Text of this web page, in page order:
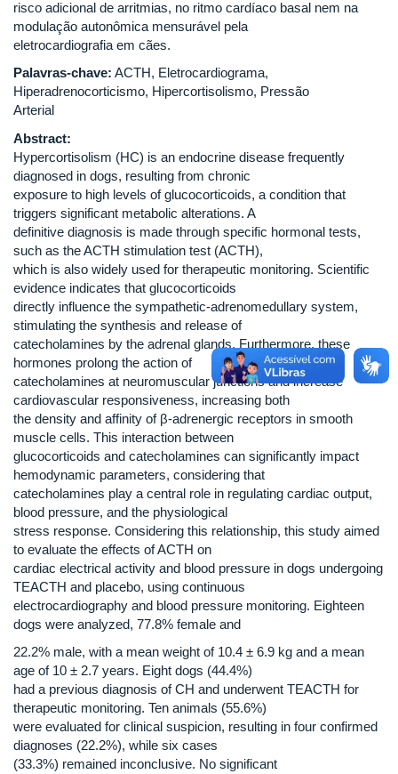
risco adicional de arritmias, no ritmo cardíaco basal nem na
modulação autonômica mensurável pela
eletrocardiografia em cães.
Palavras-chave: ACTH, Eletrocardiograma,
Hiperadrenocorticismo, Hipercortisolismo, Pressão
Arterial
Abstract:
Hypercortisolism (HC) is an endocrine disease frequently
diagnosed in dogs, resulting from chronic
exposure to high levels of glucocorticoids, a condition that
triggers significant metabolic alterations. A
definitive diagnosis is made through specific hormonal tests,
such as the ACTH stimulation test (ACTH),
which is also widely used for therapeutic monitoring. Scientific
evidence indicates that glucocorticoids
directly influence the sympathetic-adrenomedullary system,
stimulating the synthesis and release of
catecholamines by the adrenal glands. Furthermore, these
hormones prolong the action of
catecholamines at neuromuscular junctions and increase
cardiovascular responsiveness, increasing both
the density and affinity of β-adrenergic receptors in smooth
muscle cells. This interaction between
glucocorticoids and catecholamines can significantly impact
hemodynamic parameters, considering that
catecholamines play a central role in regulating cardiac output,
blood pressure, and the physiological
stress response. Considering this relationship, this study aimed
to evaluate the effects of ACTH on
cardiac electrical activity and blood pressure in dogs undergoing
TEACTH and placebo, using continuous
electrocardiography and blood pressure monitoring. Eighteen
dogs were analyzed, 77.8% female and
22.2% male, with a mean weight of 10.4 ± 6.9 kg and a mean
age of 10 ± 2.7 years. Eight dogs (44.4%)
had a previous diagnosis of CH and underwent TEACTH for
therapeutic monitoring. Ten animals (55.6%)
were evaluated for clinical suspicion, resulting in four confirmed
diagnoses (22.2%), while six cases
(33.3%) remained inconclusive. No significant